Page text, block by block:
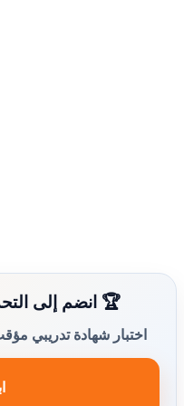
🏆 انضم إلى
اختبار شهادة تدريبي